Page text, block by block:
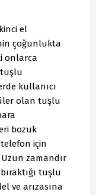
el
çoğunlukta
onlarca
kullanıcı
olan tuşlu
bozuk
için
zamandır
tuşlu
ve arızasına